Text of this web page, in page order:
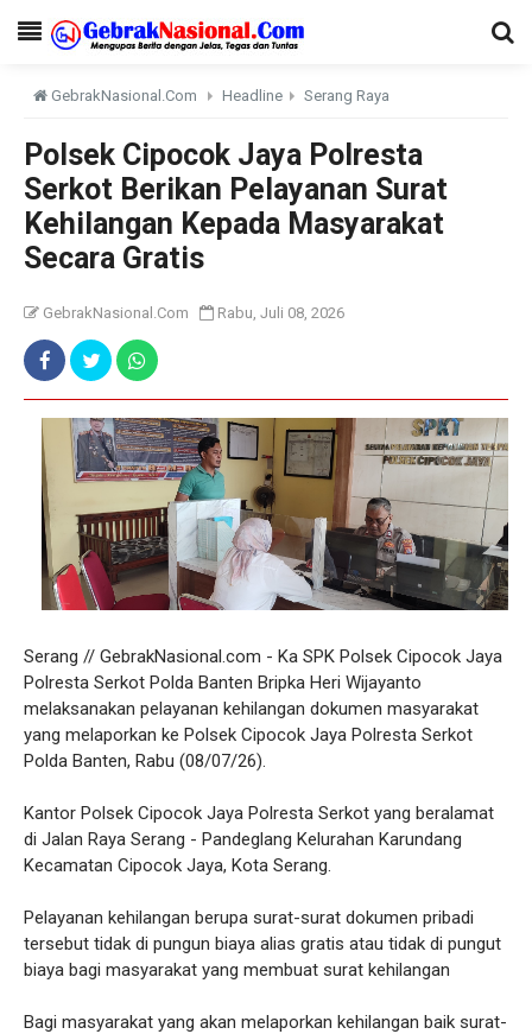
GebrakNasional.Com Headline Serang Raya
Polsek Cipocok Jaya Polresta
Serkot Berikan Pelayanan Surat
Kehilangan Kepada Masyarakat
Secara Gratis
GebrakNasional.Com Rabu, Juli 08, 2026
Serang // GebrakNasional.com - Ka SPK Polsek Cipocok Jaya
Polresta Serkot Polda Banten Bripka Heri Wijayanto
melaksanakan pelayanan kehilangan dokumen masyarakat
yang melaporkan ke Polsek Cipocok Jaya Polresta Serkot
Polda Banten, Rabu (08/07/26).
Kantor Polsek Cipocok Jaya Polresta Serkot yang beralamat
di Jalan Raya Serang - Pandeglang Kelurahan Karundang
Kecamatan Cipocok Jaya, Kota Serang.
Pelayanan kehilangan berupa surat-surat dokumen pribadi
tersebut tidak di pungun biaya alias gratis atau tidak di pungut
biaya bagi masyarakat yang membuat surat kehilangan
Bagi masyarakat yang akan melaporkan kehilangan baik surat-